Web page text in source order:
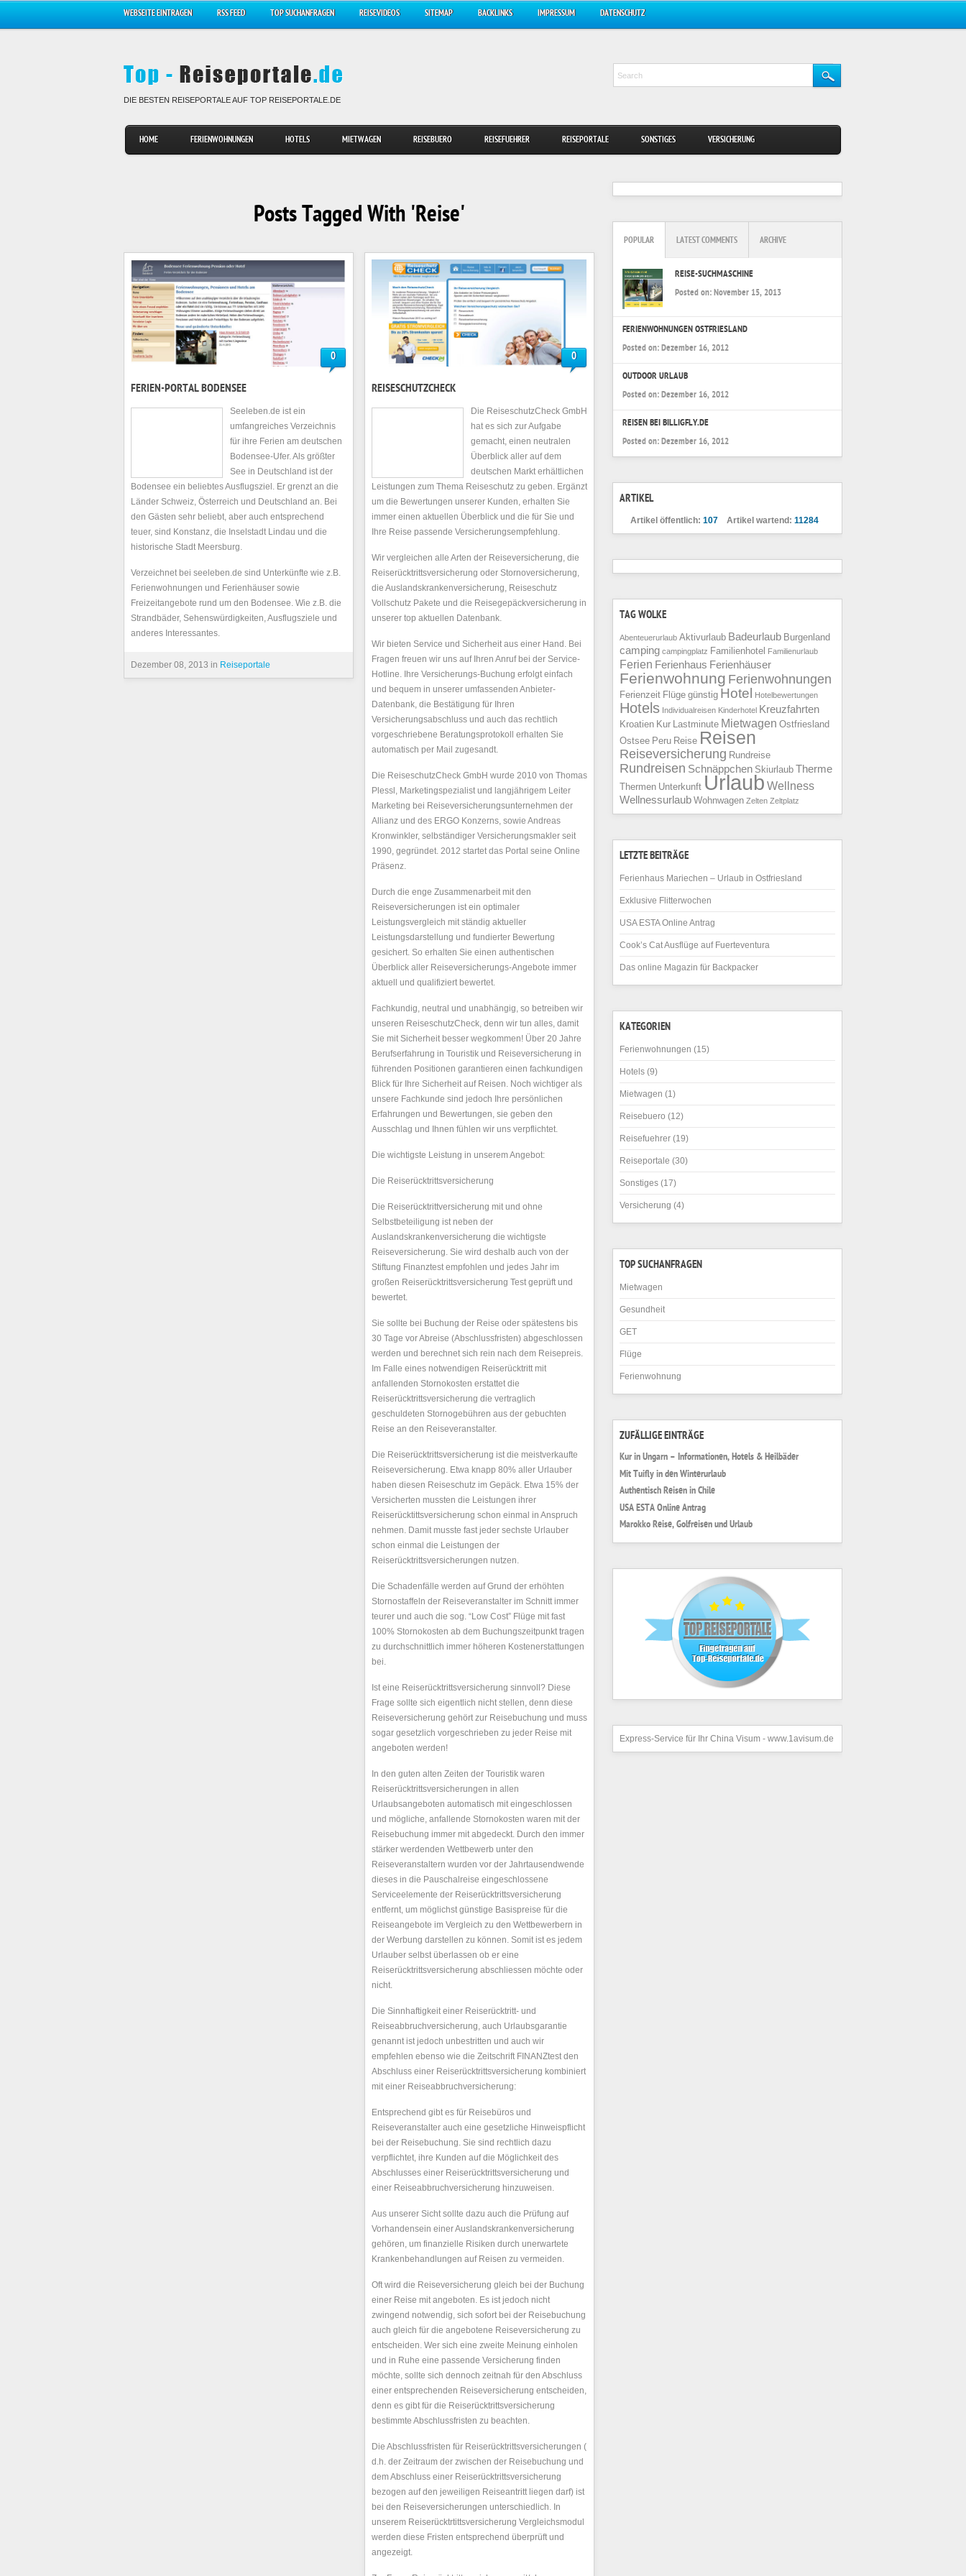
WEBSEITE EINTRAGEN RSS FEED TOP SUCHANFRAGEN REISEVIDEOS SITEMAP BACKLINKS IMPRESSUM DATENSCHUTZ
DIE BESTEN REISEPORTALE AUF TOP REISEPORTALE.DE
HOME FERIENWOHNUNGEN HOTELS MIETWAGEN REISEBUERO REISEFUEHRER REISEPORTALE SONSTIGES VERSICHERUNG
Posts Tagged With 'Reise'
0
FERIEN-PORTAL BODENSEE
Seeleben.de ist ein
umfangreiches Verzeichnis
für ihre Ferien am deutschen
Bodensee-Ufer. Als größter
See in Deutschland ist der
Bodensee ein beliebtes Ausflugsziel. Er grenzt an die
Länder Schweiz, Österreich und Deutschland an. Bei
den Gästen sehr beliebt, aber auch entsprechend
teuer, sind Konstanz, die Inselstadt Lindau und die
historische Stadt Meersburg.
Verzeichnet bei seeleben.de sind Unterkünfte wie z.B.
Ferienwohnungen und Ferienhäuser sowie
Freizeitangebote rund um den Bodensee. Wie z.B. die
Strandbäder, Sehenswürdigkeiten, Ausflugsziele und
anderes Interessantes.
Dezember 08, 2013 in Reiseportale
0
REISESCHUTZCHECK
Die ReiseschutzCheck GmbH
hat es sich zur Aufgabe
gemacht, einen neutralen
Überblick aller auf dem
deutschen Markt erhältlichen
Leistungen zum Thema Reiseschutz zu geben. Ergänzt
um die Bewertungen unserer Kunden, erhalten Sie
immer einen aktuellen Überblick und die für Sie und
Ihre Reise passende Versicherungsempfehlung.
Wir vergleichen alle Arten der Reiseversicherung, die
Reiserücktrittsversicherung oder Stornoversicherung,
die Auslandskrankenversicherung, Reiseschutz
Vollschutz Pakete und die Reisegepäckversicherung in
unserer top aktuellen Datenbank.
Wir bieten Service und Sicherheit aus einer Hand. Bei
Fragen freuen wir uns auf Ihren Anruf bei der Service-
Hotline. Ihre Versicherungs-Buchung erfolgt einfach
und bequem in unserer umfassenden Anbieter-
Datenbank, die Bestätigung für Ihren
Versicherungsabschluss und auch das rechtlich
vorgeschriebene Beratungsprotokoll erhalten Sie
automatisch per Mail zugesandt.
Die ReiseschutzCheck GmbH wurde 2010 von Thomas
Plessl, Marketingspezialist und langjährigem Leiter
Marketing bei Reiseversicherungsunternehmen der
Allianz und des ERGO Konzerns, sowie Andreas
Kronwinkler, selbständiger Versicherungsmakler seit
1990, gegründet. 2012 startet das Portal seine Online
Präsenz.
Durch die enge Zusammenarbeit mit den
Reiseversicherungen ist ein optimaler
Leistungsvergleich mit ständig aktueller
Leistungsdarstellung und fundierter Bewertung
gesichert. So erhalten Sie einen authentischen
Überblick aller Reiseversicherungs-Angebote immer
aktuell und qualifiziert bewertet.
Fachkundig, neutral und unabhängig, so betreiben wir
unseren ReiseschutzCheck, denn wir tun alles, damit
Sie mit Sicherheit besser wegkommen! Über 20 Jahre
Berufserfahrung in Touristik und Reiseversicherung in
führenden Positionen garantieren einen fachkundigen
Blick für Ihre Sicherheit auf Reisen. Noch wichtiger als
unsere Fachkunde sind jedoch Ihre persönlichen
Erfahrungen und Bewertungen, sie geben den
Ausschlag und Ihnen fühlen wir uns verpflichtet.
Die wichtigste Leistung in unserem Angebot:
Die Reiserücktrittsversicherung
Die Reiserücktrittversicherung mit und ohne
Selbstbeteiligung ist neben der
Auslandskrankenversicherung die wichtigste
Reiseversicherung. Sie wird deshalb auch von der
Stiftung Finanztest empfohlen und jedes Jahr im
großen Reiserücktrittsversicherung Test geprüft und
bewertet.
Sie sollte bei Buchung der Reise oder spätestens bis
30 Tage vor Abreise (Abschlussfristen) abgeschlossen
werden und berechnet sich rein nach dem Reisepreis.
Im Falle eines notwendigen Reiserücktritt mit
anfallenden Stornokosten erstattet die
Reiserücktrittsversicherung die vertraglich
geschuldeten Stornogebühren aus der gebuchten
Reise an den Reiseveranstalter.
Die Reiserücktrittsversicherung ist die meistverkaufte
Reiseversicherung. Etwa knapp 80% aller Urlauber
haben diesen Reiseschutz im Gepäck. Etwa 15% der
Versicherten mussten die Leistungen ihrer
Reiserücktittsversicherung schon einmal in Anspruch
nehmen. Damit musste fast jeder sechste Urlauber
schon einmal die Leistungen der
Reiserücktrittsversicherungen nutzen.
Die Schadenfälle werden auf Grund der erhöhten
Stornostaffeln der Reiseveranstalter im Schnitt immer
teurer und auch die sog. “Low Cost” Flüge mit fast
100% Stornokosten ab dem Buchungszeitpunkt tragen
zu durchschnittlich immer höheren Kostenerstattungen
bei.
Ist eine Reiserücktrittsversicherung sinnvoll? Diese
Frage sollte sich eigentlich nicht stellen, denn diese
Reiseversicherung gehört zur Reisebuchung und muss
sogar gesetzlich vorgeschrieben zu jeder Reise mit
angeboten werden!
In den guten alten Zeiten der Touristik waren
Reiserücktrittsversicherungen in allen
Urlaubsangeboten automatisch mit eingeschlossen
und mögliche, anfallende Stornokosten waren mit der
Reisebuchung immer mit abgedeckt. Durch den immer
stärker werdenden Wettbewerb unter den
Reiseveranstaltern wurden vor der Jahrtausendwende
dieses in die Pauschalreise eingeschlossene
Serviceelemente der Reiserücktrittsversicherung
entfernt, um möglichst günstige Basispreise für die
Reiseangebote im Vergleich zu den Wettbewerbern in
der Werbung darstellen zu können. Somit ist es jedem
Urlauber selbst überlassen ob er eine
Reiserücktrittsversicherung abschliessen möchte oder
nicht.
Die Sinnhaftigkeit einer Reiserücktritt- und
Reiseabbruchversicherung, auch Urlaubsgarantie
genannt ist jedoch unbestritten und auch wir
empfehlen ebenso wie die Zeitschrift FINANZtest den
Abschluss einer Reiserücktrittsversicherung kombiniert
mit einer Reiseabbruchversicherung:
Entsprechend gibt es für Reisebüros und
Reiseveranstalter auch eine gesetzliche Hinweispflicht
bei der Reisebuchung. Sie sind rechtlich dazu
verpflichtet, ihre Kunden auf die Möglichkeit des
Abschlusses einer Reiserücktrittsversicherung und
einer Reiseabbruchversicherung hinzuweisen.
Aus unserer Sicht sollte dazu auch die Prüfung auf
Vorhandensein einer Auslandskrankenversicherung
gehören, um finanzielle Risiken durch unerwartete
Krankenbehandlungen auf Reisen zu vermeiden.
Oft wird die Reiseversicherung gleich bei der Buchung
einer Reise mit angeboten. Es ist jedoch nicht
zwingend notwendig, sich sofort bei der Reisebuchung
auch gleich für die angebotene Reiseversicherung zu
entscheiden. Wer sich eine zweite Meinung einholen
und in Ruhe eine passende Versicherung finden
möchte, sollte sich dennoch zeitnah für den Abschluss
einer entsprechenden Reiseversicherung entscheiden,
denn es gibt für die Reiserücktrittsversicherung
bestimmte Abschlussfristen zu beachten.
Die Abschlussfristen für Reiserücktrittsversicherungen (
d.h. der Zeitraum der zwischen der Reisebuchung und
dem Abschluss einer Reiserücktrittsversicherung
bezogen auf den jeweiligen Reiseantritt liegen darf) ist
bei den Reiseversicherungen unterschiedlich. In
unserem Reiserücktrtittsversicherung Vergleichsmodul
werden diese Fristen entsprechend überprüft und
angezeigt.
POPULAR LATEST COMMENTS ARCHIVE
REISE-SUCHMASCHINE
Posted on: November 15, 2013
FERIENWOHNUNGEN OSTFRIESLAND
Posted on: Dezember 16, 2012
OUTDOOR URLAUB
Posted on: Dezember 16, 2012
REISEN BEI BILLIGFLY.DE
Posted on: Dezember 16, 2012
ARTIKEL
Artikel öffentlich: 107Artikel wartend: 11284
TAG WOLKE
Abenteuerurlaub Aktivurlaub Badeurlaub Burgenland
camping campingplatz Familienhotel Familienurlaub
Ferien Ferienhaus Ferienhäuser
Ferienwohnung Ferienwohnungen
Ferienzeit Flüge günstig Hotel Hotelbewertungen
Hotels Individualreisen Kinderhotel Kreuzfahrten
Kroatien Kur Lastminute Mietwagen Ostfriesland
Ostsee Peru Reise Reisen
Reiseversicherung Rundreise
Rundreisen Schnäppchen Skiurlaub Therme
Thermen Unterkunft Urlaub Wellness
Wellnessurlaub Wohnwagen Zelten Zeltplatz
LETZTE BEITRÄGE
Ferienhaus Mariechen – Urlaub in Ostfriesland
Exklusive Flitterwochen
USA ESTA Online Antrag
Cook’s Cat Ausflüge auf Fuerteventura
Das online Magazin für Backpacker
KATEGORIEN
Ferienwohnungen (15)
Hotels (9)
Mietwagen (1)
Reisebuero (12)
Reisefuehrer (19)
Reiseportale (30)
Sonstiges (17)
Versicherung (4)
TOP SUCHANFRAGEN
Mietwagen
Gesundheit
GET
Flüge
Ferienwohnung
ZUFÄLLIGE EINTRÄGE
Kur in Ungarn – Informationen, Hotels & Heilbäder
Mit Tuifly in den Winterurlaub
Authentisch Reisen in Chile
USA ESTA Online Antrag
Marokko Reise, Golfreisen und Urlaub
Express-Service für Ihr China Visum - www.1avisum.de